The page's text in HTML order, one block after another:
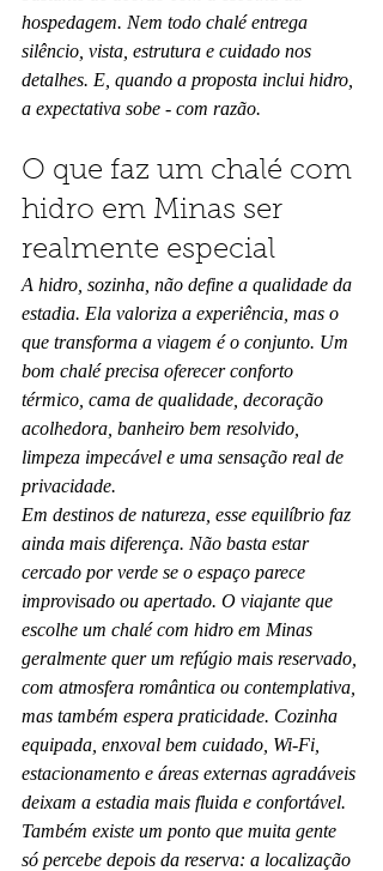
hospedagem. Nem todo chalé entrega
silêncio, vista, estrutura e cuidado nos
detalhes. E, quando a proposta inclui hidro,
a expectativa sobe - com razão.
O que faz um chalé com
hidro em Minas ser
realmente especial
A hidro, sozinha, não define a qualidade da
estadia. Ela valoriza a experiência, mas o
que transforma a viagem é o conjunto. Um
bom chalé precisa oferecer conforto
térmico, cama de qualidade, decoração
acolhedora, banheiro bem resolvido,
limpeza impecável e uma sensação real de
privacidade.
Em destinos de natureza, esse equilíbrio faz
ainda mais diferença. Não basta estar
cercado por verde se o espaço parece
improvisado ou apertado. O viajante que
escolhe um chalé com hidro em Minas
geralmente quer um refúgio mais reservado,
com atmosfera romântica ou contemplativa,
mas também espera praticidade. Cozinha
equipada, enxoval bem cuidado, Wi-Fi,
estacionamento e áreas externas agradáveis
deixam a estadia mais fluida e confortável.
Também existe um ponto que muita gente
só percebe depois da reserva: a localização